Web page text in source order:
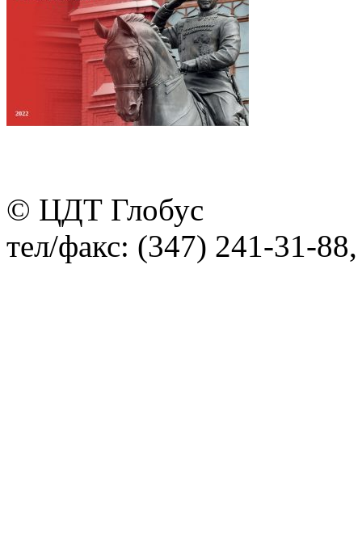
© ЦДТ Глобус
тел/факс: (347) 241-31-